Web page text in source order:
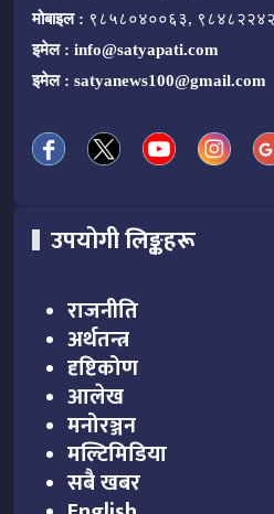
मोबाइल : ९८५८०४००६३,
इमेल : info@satyapati.com
इमेल : satyanews100@gmail.com
उपयोगी लिङ्कहरू
राजनीति
अर्थतन्त्र
दृष्टिकोण
आलेख
मनोरञ्जन
मल्टिमिडिया
सबै खबर